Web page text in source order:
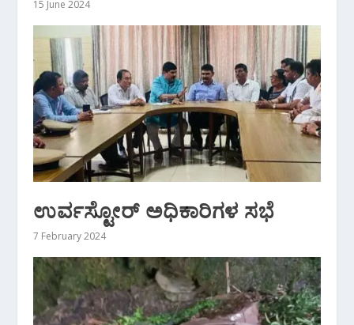
15 June 2024
ಉರ್ವಸ್ಟೋರ್‌ ಅಧಿಕಾರಿಗಳ ಸಭೆ
7 February 2024